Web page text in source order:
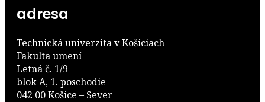
adresa
Technická univerzita v Košiciach
Fakulta umení
Letná č. 1/9
blok A, 1. poschodie
042 00 Košice – Sever